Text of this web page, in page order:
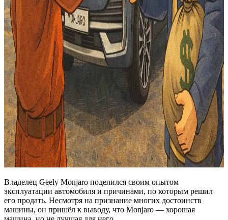
Владелец Geely Monjaro поделился своим опытом
эксплуатации автомобиля и причинами, по которым решил
его продать. Несмотря на признание многих достоинств
машины, он пришёл к выводу, что Monjaro — хорошая